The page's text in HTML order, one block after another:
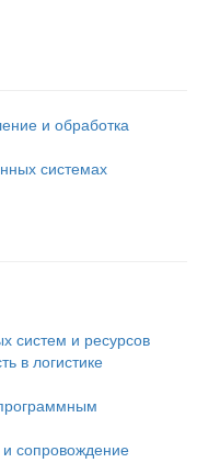
и обработка
системах
систем и ресурсов
в логистике
и сопровождение